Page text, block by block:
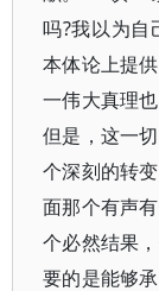
吗?我以为自
本体论上提
一伟大真理
但是，这一
个深刻的转
面那个有声
个必然结果
要的是能够